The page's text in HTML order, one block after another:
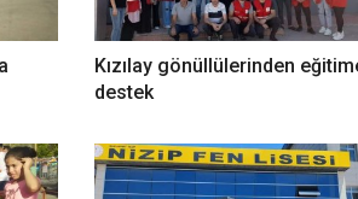
Kızılay gönüllülerinden
destek